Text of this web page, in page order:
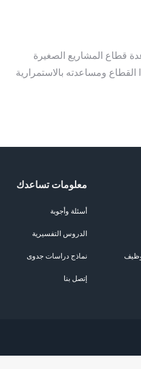
قطاع المشاريع الصغيرة
ومساعدته بالاستمرارية
معلومات تساعدك
أسئلة وأجوبة
الدروس التفسيرية
نماذج دراسات جدوى
إتصل بنا